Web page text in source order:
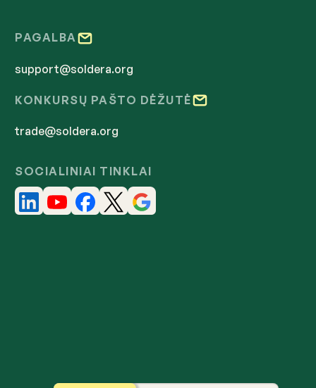
SOCIALINIAI TINKLAI
PAGALBA
support@soldera.org
KONKURSŲ PAŠTO DĖŽUTĖ
trade@soldera.org